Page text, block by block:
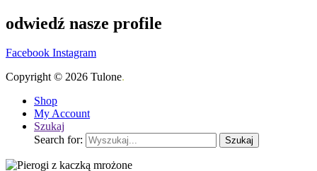
odwiedź nasze profile
Facebook Instagram
Copyright © 2026 Tulone.
Shop
My Account
Szukaj
Search for:
Szukaj